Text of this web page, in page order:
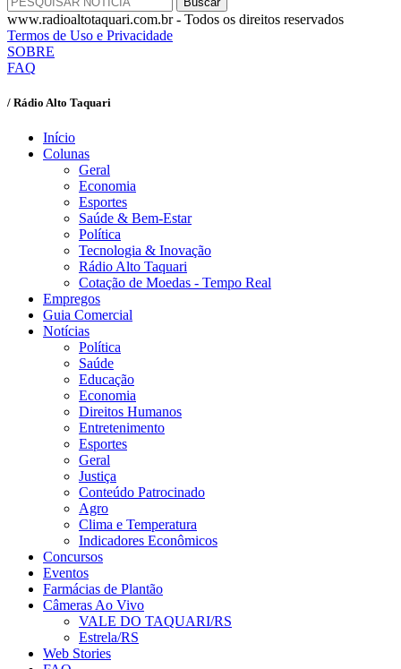
www.radioaltotaquari.com.br - Todos os direitos reservados
Termos de Uso e Privacidade
SOBRE
FAQ
/ Rádio Alto Taquari
Início
Colunas
Geral
Economia
Esportes
Saúde & Bem-Estar
Política
Tecnologia & Inovação
Rádio Alto Taquari
Cotação de Moedas - Tempo Real
Empregos
Guia Comercial
Notícias
Política
Saúde
Educação
Economia
Direitos Humanos
Entretenimento
Esportes
Geral
Justiça
Conteúdo Patrocinado
Agro
Clima e Temperatura
Indicadores Econômicos
Concursos
Eventos
Farmácias de Plantão
Câmeras Ao Vivo
VALE DO TAQUARI/RS
Estrela/RS
Web Stories